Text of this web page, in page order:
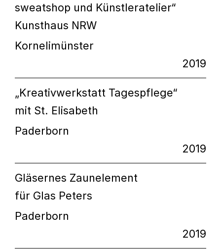
sweatshop und Künstleratelier“
Kunsthaus NRW
Kornelimünster
2019
„Kreativwerkstatt Tagespflege“
mit St. Elisabeth
Paderborn
2019
Gläsernes Zaunelement
für Glas Peters
Paderborn
2019